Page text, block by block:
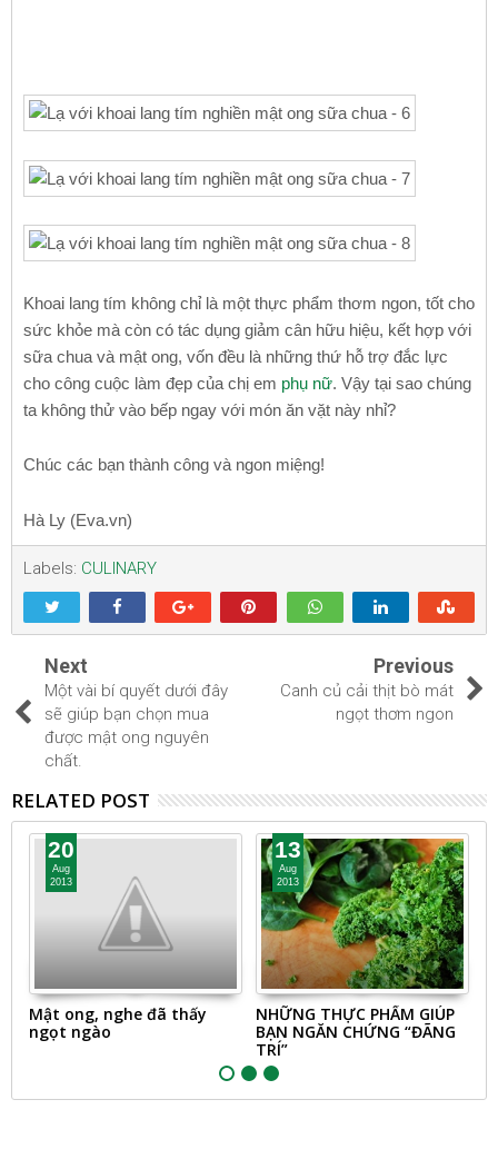
Khoai lang tím không chỉ là một thực phẩm thơm ngon, tốt cho
sức khỏe mà còn có tác dụng giảm cân hữu hiệu, kết hợp với
sữa chua và mật ong, vốn đều là những thứ hỗ trợ đắc lực
cho công cuộc làm đẹp của chị em phụ nữ. Vậy tại sao chúng
ta không thử vào bếp ngay với món ăn vặt này nhỉ?
Chúc các bạn thành công và ngon miệng!
Hà Ly (Eva.vn)
Labels: CULINARY
Next
Một vài bí quyết dưới đây
sẽ giúp bạn chọn mua
được mật ong nguyên
chất.
Previous
Canh củ cải thịt bò mát
ngọt thơm ngon
RELATED POST
20
Aug
2013
Mật ong, nghe đã thấy
ngọt ngào
13
Aug
2013
NHỮNG THỰC PHẨM GIÚP
BẠN NGĂN CHỨNG “ĐÃNG
TRÍ”